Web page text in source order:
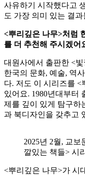
사유하기 시작했다고
도 가장 의미 있는 결
<뿌리깊은 나무>처럼
를 더 추천해 주시겠어
대원사에서 출판한 <
한국의 문화, 예술, 역
다. 저도 이 시리즈를
있어요. 1980년대부터
제를 깊이 있게 탐구하
과 북디자인을 갖추고
2025년 2월, 교
깔있는 책들> 시
<뿌리깊은 나무>가 시